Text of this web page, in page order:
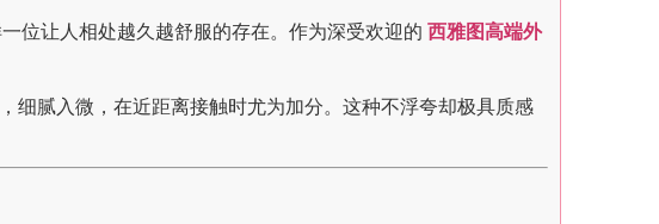
一位让人相处越久越舒服的存在。作为深受欢迎的 西雅图高端外
细腻入微，在近距离接触时尤为加分。这种不浮夸却极具质感